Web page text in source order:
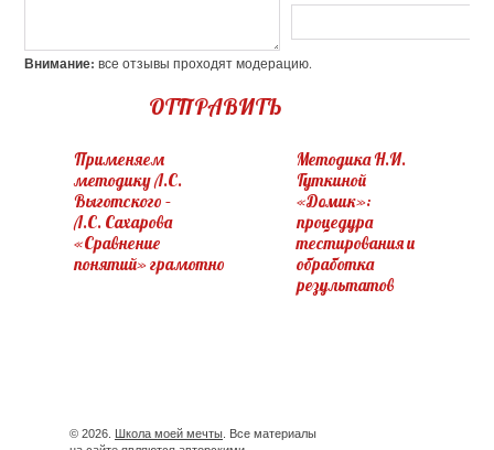
Внимание: все отзывы проходят модерацию.
ОТПРАВИТЬ
Применяем
методику Л.С.
Выготского –
Л.С. Сахарова
«Сравнение
понятий» грамотно
Методика Н.И.
Гуткиной
«Домик»:
процедура
тестирования и
обработка
результатов
© 2026. Школа моей мечты . Все материалы